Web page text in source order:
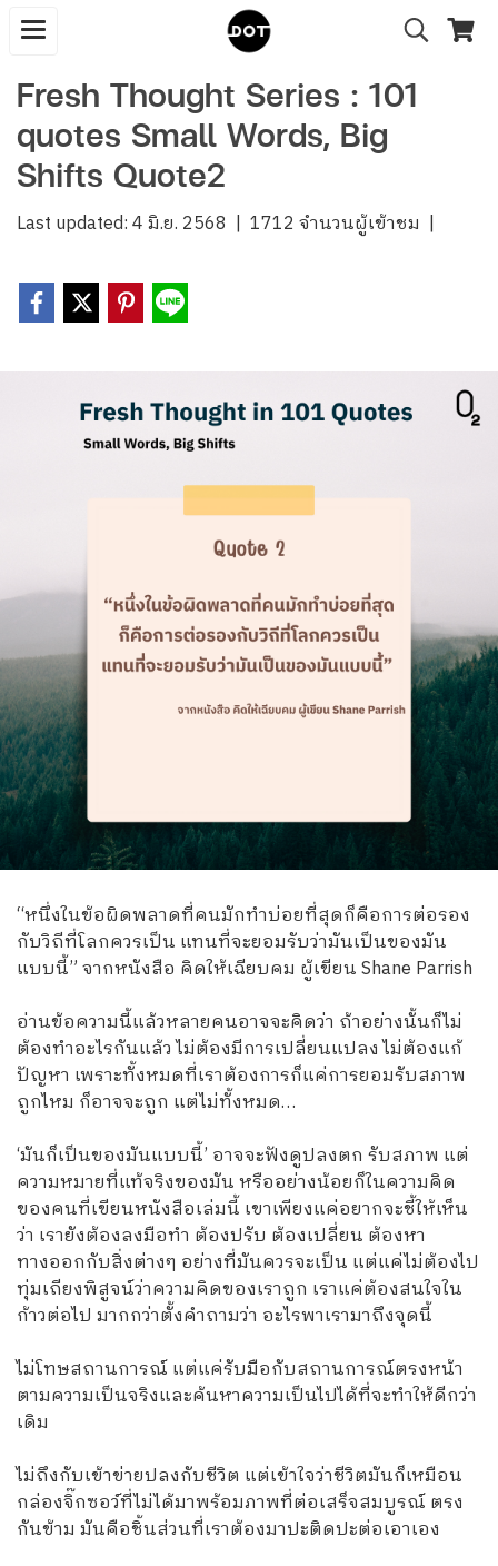
Fresh Thought Series : 101
quotes Small Words, Big
Shifts Quote2
Last updated: 4 มิ.ย. 2568 | 1712 จำนวนผู้เข้าชม |
“หนึ่งในข้อผิดพลาดที่คนมักทำบ่อยที่สุดก็คือการต่อรอง
กับวิถีที่โลกควรเป็น แทนที่จะยอมรับว่ามันเป็นของมัน
แบบนี้” จากหนังสือ คิดให้เฉียบคม ผู้เขียน Shane Parrish
อ่านข้อความนี้แล้วหลายคนอาจจะคิดว่า ถ้าอย่างนั้นก็ไม่
ต้องทำอะไรกันแล้ว ไม่ต้องมีการเปลี่ยนแปลง ไม่ต้องแก้
ปัญหา เพราะทั้งหมดที่เราต้องการก็แค่การยอมรับสภาพ
ถูกไหม ก็อาจจะถูก แต่ไม่ทั้งหมด…
‘มันก็เป็นของมันแบบนี้’ อาจจะฟังดูปลงตก รับสภาพ แต่
ความหมายที่แท้จริงของมัน หรืออย่างน้อยก็ในความคิด
ของคนที่เขียนหนังสือเล่มนี้ เขาเพียงแค่อยากจะชี้ให้เห็น
ว่า เรายังต้องลงมือทำ ต้องปรับ ต้องเปลี่ยน ต้องหา
ทางออกกับสิ่งต่างๆ อย่างที่มันควรจะเป็น แต่แค่ไม่ต้องไป
ทุ่มเถียงพิสูจน์ว่าความคิดของเราถูก เราแค่ต้องสนใจใน
ก้าวต่อไป มากกว่าตั้งคำถามว่า อะไรพาเรามาถึงจุดนี้
ไม่โทษสถานการณ์ แต่แค่รับมือกับสถานการณ์ตรงหน้า
ตามความเป็นจริงและค้นหาความเป็นไปได้ที่จะทำให้ดีกว่า
เดิม
ไม่ถึงกับเข้าข่ายปลงกับชีวิต แต่เข้าใจว่าชีวิตมันก็เหมือน
กล่องจิ๊กซอว์ที่ไม่ได้มาพร้อมภาพที่ต่อเสร็จสมบูรณ์ ตรง
กันข้าม มันคือชิ้นส่วนที่เราต้องมาปะติดปะต่อเอาเอง